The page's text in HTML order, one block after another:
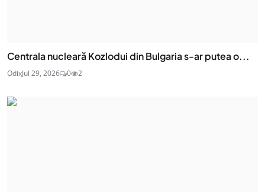
Centrala nucleară Kozlodui din Bulgaria s-ar putea o...
OdixJul 29, 2026 0 2